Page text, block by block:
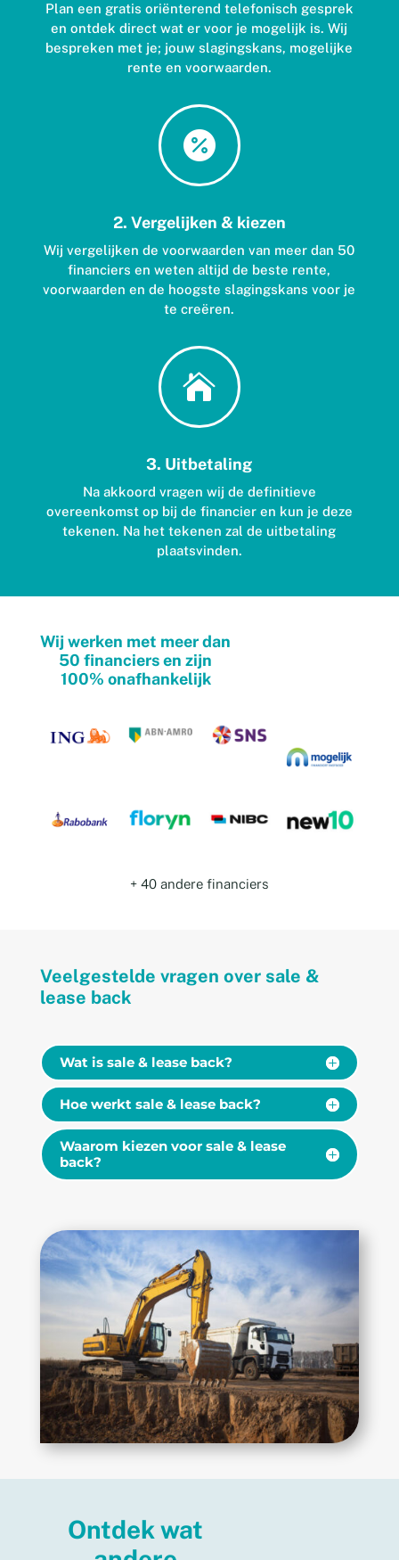
Plan een gratis oriënterend telefonisch gesprek
en ontdek direct wat er voor je mogelijk is. Wij
bespreken met je; jouw slagingskans, mogelijke
rente en voorwaarden.

2. Vergelijken & kiezen
Wij vergelijken de voorwaarden van meer dan 50
financiers en weten altijd de beste rente,
voorwaarden en de hoogste slagingskans voor je
te creëren.

3. Uitbetaling
Na akkoord vragen wij de definitieve
overeenkomst op bij de financier en kun je deze
tekenen. Na het tekenen zal de uitbetaling
plaatsvinden.
Wij werken met meer dan
50 financiers en zijn
100% onafhankelijk
+ 40 andere financiers
Veelgestelde vragen over sale &
lease back
Wat is sale & lease back?
Hoe werkt sale & lease back?
Waarom kiezen voor sale & lease
back?
Ontdek wat